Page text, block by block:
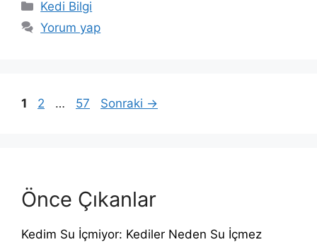
Kategoriler
Kedi Bilgi
Yorum yap
Sayfa
1 Sayfa
2 … Sayfa
57 Sonraki →
Önce Çıkanlar
Kedim Su İçmiyor: Kediler Neden Su İçmez